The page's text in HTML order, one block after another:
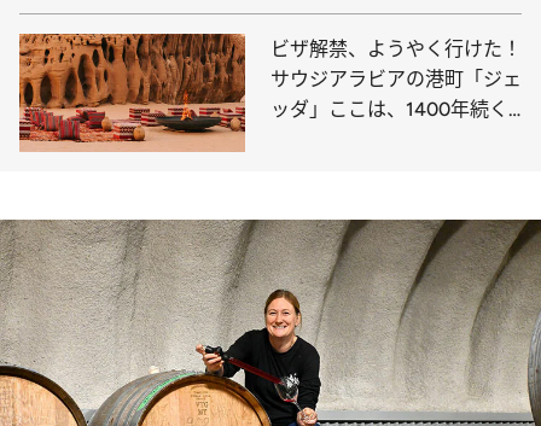
ビザ解禁、ようやく行けた！
サウジアラビアの港町「ジェ
ッダ」ここは、1400年続く